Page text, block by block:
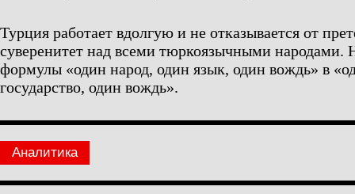
Турция работает вдолгую и не отказывается от
суверенитет над всеми тюркоязычными
формулы «один народ, один язык, один вождь» в
государство, один вождь».
Аналитика